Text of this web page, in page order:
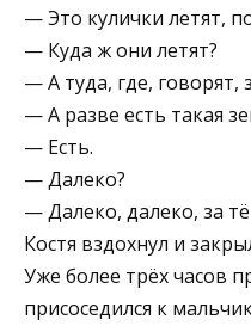
— Это кулички летят,
— Куда ж они летят?
— А туда, где, говорят,
— А разве есть такая
— Есть.
— Далеко?
— Далеко, далеко, за
Костя вздохнул и
Уже более трёх часов
присоседился к